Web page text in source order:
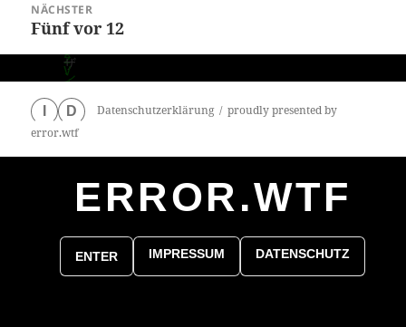
NÄCHSTER
Nächster
Beitrag:
Fünf vor 12
D Datenschutzerklärung
proudly presented by
error.wtf
ERROR.WTF
ENTER IMPRESSUM DATENSCHUTZ